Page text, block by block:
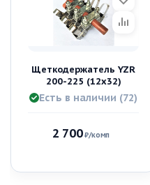
Щеткодержатель YZR
200-225 (12х32)
Есть в наличии (72)
2 700₽/комп